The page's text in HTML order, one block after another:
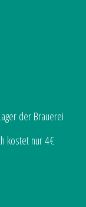
der Brauerei
kostet nur 4€